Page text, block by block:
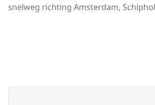
snelweg richting Amsterdam,